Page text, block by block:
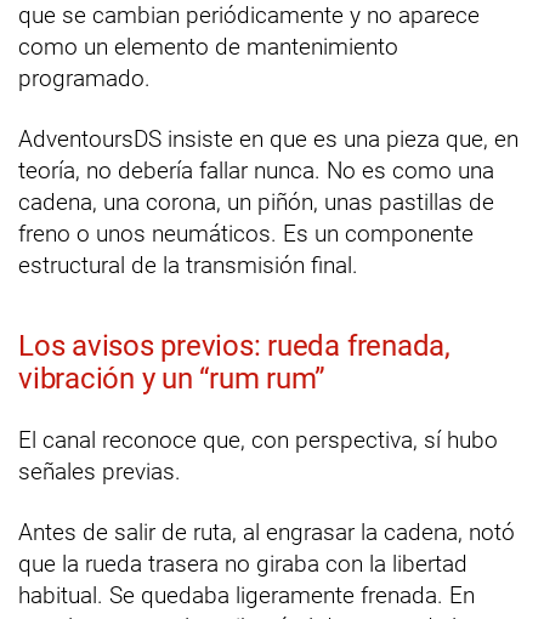
que se cambian periódicamente y no aparece
como un elemento de mantenimiento
programado.
AdventoursDS insiste en que es una pieza que, en
teoría, no debería fallar nunca. No es como una
cadena, una corona, un piñón, unas pastillas de
freno o unos neumáticos. Es un componente
estructural de la transmisión final.
Los avisos previos: rueda frenada,
vibración y un “rum rum”
El canal reconoce que, con perspectiva, sí hubo
señales previas.
Antes de salir de ruta, al engrasar la cadena, notó
que la rueda trasera no giraba con la libertad
habitual. Se quedaba ligeramente frenada. En